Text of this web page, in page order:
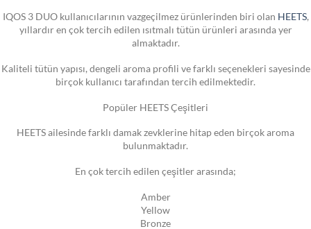
IQOS 3 DUO kullanıcılarının vazgeçilmez ürünlerinden biri olan HEETS,
yıllardır en çok tercih edilen ısıtmalı tütün ürünleri arasında yer
almaktadır.
Kaliteli tütün yapısı, dengeli aroma profili ve farklı seçenekleri sayesinde
birçok kullanıcı tarafından tercih edilmektedir.
Popüler HEETS Çeşitleri
HEETS ailesinde farklı damak zevklerine hitap eden birçok aroma
bulunmaktadır.
En çok tercih edilen çeşitler arasında;
Amber
Yellow
Bronze